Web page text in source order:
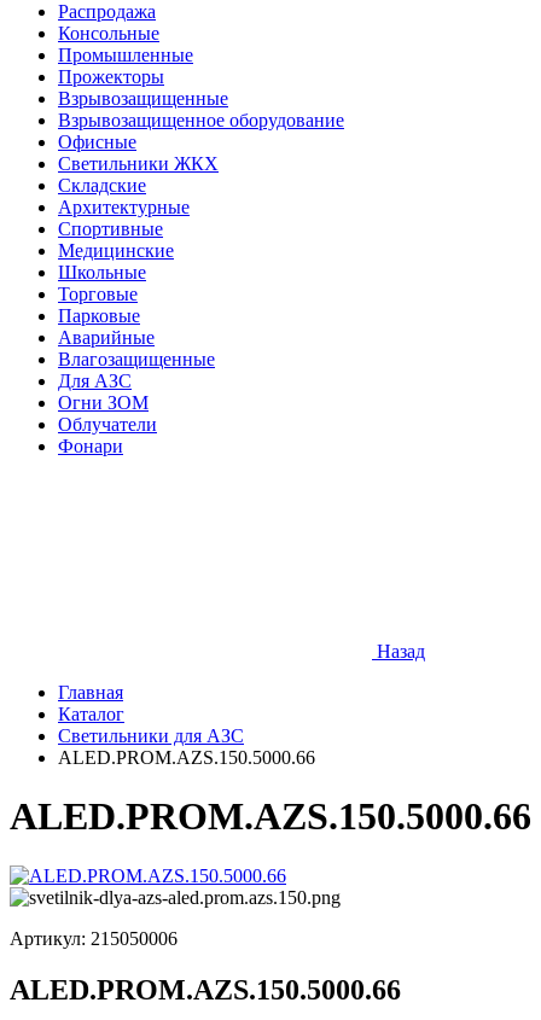
Распродажа
Консольные
Промышленные
Прожекторы
Взрывозащищенные
Взрывозащищенное оборудование
Офисные
Cветильники ЖКХ
Складские
Архитектурные
Спортивные
Медицинские
Школьные
Торговые
Парковые
Аварийные
Влагозащищенные
Для АЗС
Огни ЗОМ
Облучатели
Фонари
Назад
Главная
Каталог
Светильники для АЗС
ALED.PROM.AZS.150.5000.66
ALED.PROM.AZS.150.5000.66
Артикул: 215050006
ALED.PROM.AZS.150.5000.66